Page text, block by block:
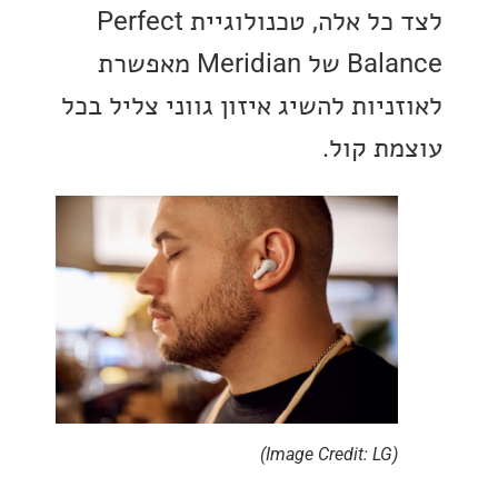
לצד כל אלה, טכנולוגיית Perfect
Balance של Meridian מאפשרת
להשיג איזון גווני צליל בכל
קול.